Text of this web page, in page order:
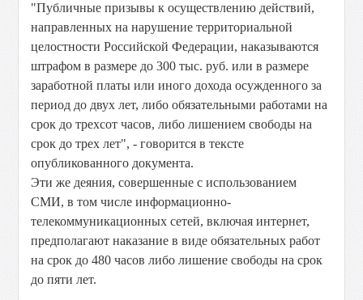
"Публичные призывы к осуществлению действий,
направленных на нарушение территориальной
целостности Российской Федерации, наказываются
штрафом в размере до 300 тыс. руб. или в размере
заработной платы или иного дохода осужденного за
период до двух лет, либо обязательными работами на
срок до трехсот часов, либо лишением свободы на
срок до трех лет", - говорится в тексте
опубликованного документа.
Эти же деяния, совершенные с использованием
СМИ, в том числе информационно-
телекоммуникационных сетей, включая интернет,
предполагают наказание в виде обязательных работ
на срок до 480 часов либо лишение свободы на срок
до пяти лет.